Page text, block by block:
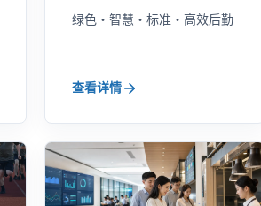
绿色・智慧・标准・高效后勤
查看详情